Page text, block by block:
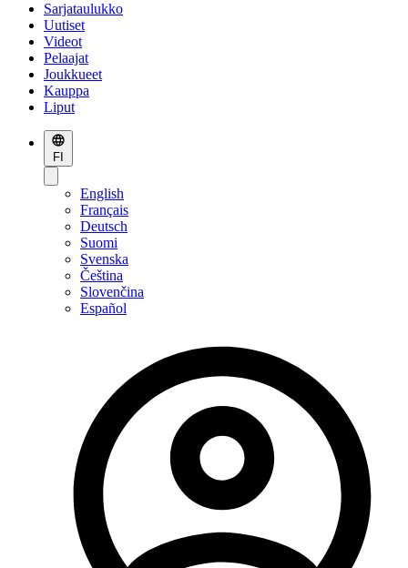
Sarjataulukko
Uutiset
Videot
Pelaajat
Joukkueet
Kauppa
Liput
FI
English
Français
Deutsch
Suomi
Svenska
Čeština
Slovenčina
Español